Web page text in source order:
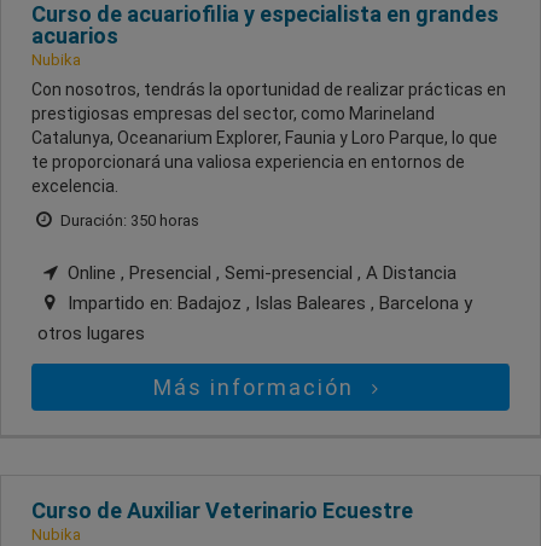
Curso de acuariofilia y especialista en grandes
acuarios
Nubika
Con nosotros, tendrás la oportunidad de realizar prácticas en
prestigiosas empresas del sector, como Marineland
Catalunya, Oceanarium Explorer, Faunia y Loro Parque, lo que
te proporcionará una valiosa experiencia en entornos de
excelencia.
Duración: 350 horas
Online , Presencial , Semi-presencial , A Distancia
Impartido en: Badajoz , Islas Baleares , Barcelona y
otros lugares
Más información
Curso de Auxiliar Veterinario Ecuestre
Nubika